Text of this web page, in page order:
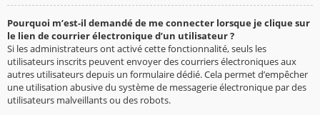
Pourquoi m’est-il demandé de me connecter lorsque je clique sur
le lien de courrier électronique d’un utilisateur ?
Si les administrateurs ont activé cette fonctionnalité, seuls les
utilisateurs inscrits peuvent envoyer des courriers électroniques aux
autres utilisateurs depuis un formulaire dédié. Cela permet d’empêcher
une utilisation abusive du système de messagerie électronique par des
utilisateurs malveillants ou des robots.